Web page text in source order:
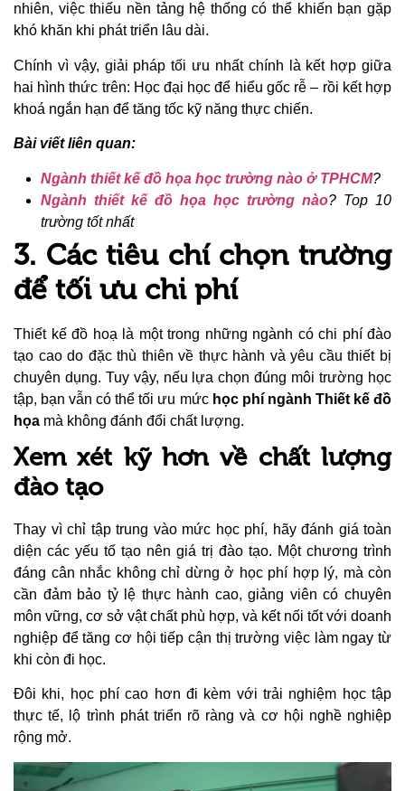
nhiên, việc thiếu nền tảng hệ thống có thể khiến bạn gặp
khó khăn khi phát triển lâu dài.
Chính vì vậy, giải pháp tối ưu nhất chính là kết hợp giữa
hai hình thức trên: Học đại học để hiểu gốc rễ – rồi kết hợp
khoá ngắn hạn để tăng tốc kỹ năng thực chiến.
Bài viết liên quan:
Ngành thiết kế đồ họa học trường nào ở TPHCM?
Ngành thiết kế đồ họa học trường nào? Top 10
trường tốt nhất
3. Các tiêu chí chọn trường
để tối ưu chi phí
Thiết kế đồ hoạ là một trong những ngành có chi phí đào
tạo cao do đặc thù thiên về thực hành và yêu cầu thiết bị
chuyên dụng. Tuy vậy, nếu lựa chọn đúng môi trường học
tập, bạn vẫn có thể tối ưu mức học phí ngành Thiết kế đồ
họa mà không đánh đổi chất lượng.
Xem xét kỹ hơn về chất lượng
đào tạo
Thay vì chỉ tập trung vào mức học phí, hãy đánh giá toàn
diện các yếu tố tạo nên giá trị đào tạo. Một chương trình
đáng cân nhắc không chỉ dừng ở học phí hợp lý, mà còn
cần đảm bảo tỷ lệ thực hành cao, giảng viên có chuyên
môn vững, cơ sở vật chất phù hợp, và kết nối tốt với doanh
nghiệp để tăng cơ hội tiếp cận thị trường việc làm ngay từ
khi còn đi học.
Đôi khi, học phí cao hơn đi kèm với trải nghiệm học tập
thực tế, lộ trình phát triển rõ ràng và cơ hội nghề nghiệp
rộng mở.